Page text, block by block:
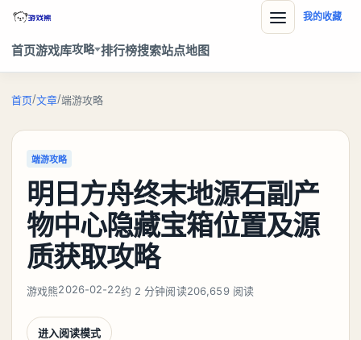
首页游戏库攻略 排行榜搜索站点地图
我的收藏
首页/文章/端游攻略
端游攻略
明日方舟终末地源石副产
物中心隐藏宝箱位置及源
质获取攻略
游戏熊2026-02-22约 2 分钟阅读206,659 阅读
进入阅读模式